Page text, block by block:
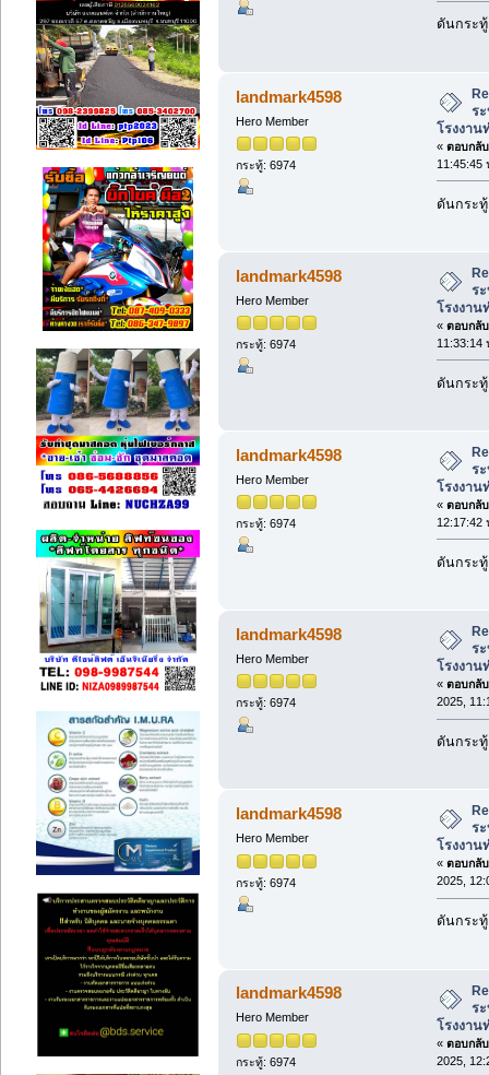
ดันกระทู้
landmark4598
Hero Member
กระทู้: 6974
ร
โรงงาน
« ตอบกลั
11:45:45
ดันกระทู้
landmark4598
Hero Member
กระทู้: 6974
ร
โรงงาน
« ตอบกลั
11:33:14
ดันกระทู้
landmark4598
Hero Member
กระทู้: 6974
ร
โรงงาน
« ตอบกลั
12:17:42
ดันกระทู้
landmark4598
Hero Member
กระทู้: 6974
ร
โรงงาน
« ตอบกลั
2025,
ดันกระทู้
landmark4598
Hero Member
กระทู้: 6974
ร
โรงงาน
« ตอบกลั
2025,
ดันกระทู้
landmark4598
Hero Member
กระทู้: 6974
ร
โรงงาน
« ตอบกลั
2025,